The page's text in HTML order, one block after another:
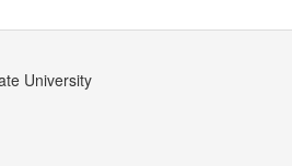
University